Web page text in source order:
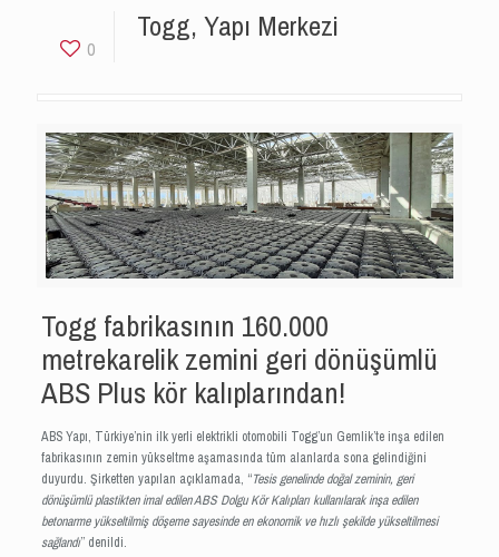
0 Togg, Yapı Merkezi
Togg fabrikasının 160.000
metrekarelik zemini geri dönüşümlü
ABS Plus kör kalıplarından!
ABS Yapı, Türkiye’nin ilk yerli elektrikli otomobili Togg’un Gemlik’te inşa edilen
fabrikasının zemin yükseltme aşamasında tüm alanlarda sona gelindiğini
duyurdu. Şirketten yapılan açıklamada, “Tesis genelinde doğal zeminin, geri
dönüşümlü plastikten imal edilen ABS Dolgu Kör Kalıpları kullanılarak inşa edilen
betonarme yükseltilmiş döşeme sayesinde en ekonomik ve hızlı şekilde yükseltilmesi
sağlandı” denildi.